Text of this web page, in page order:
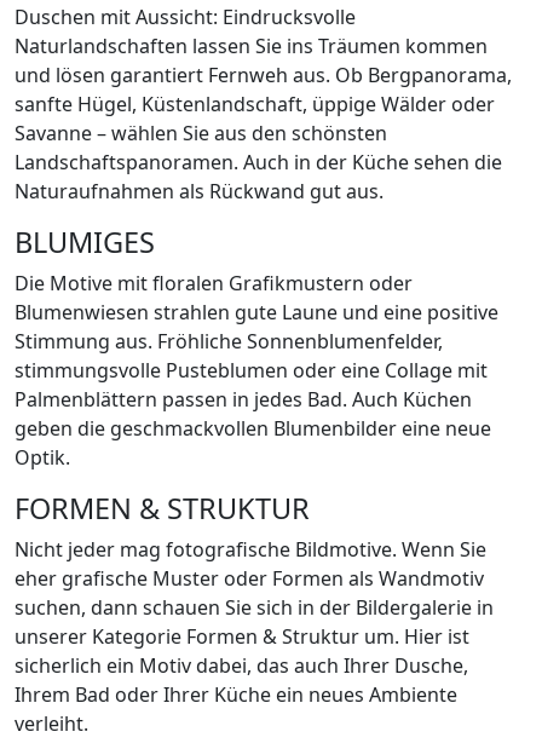
Duschen mit Aussicht: Eindrucksvolle
Naturlandschaften lassen Sie ins Träumen kommen
und lösen garantiert Fernweh aus. Ob Bergpanorama,
sanfte Hügel, Küstenlandschaft, üppige Wälder oder
Savanne – wählen Sie aus den schönsten
Landschaftspanoramen. Auch in der Küche sehen die
Naturaufnahmen als Rückwand gut aus.
BLUMIGES
Die Motive mit floralen Grafikmustern oder
Blumenwiesen strahlen gute Laune und eine positive
Stimmung aus. Fröhliche Sonnenblumenfelder,
stimmungsvolle Pusteblumen oder eine Collage mit
Palmenblättern passen in jedes Bad. Auch Küchen
geben die geschmackvollen Blumenbilder eine neue
Optik.
FORMEN & STRUKTUR
Nicht jeder mag fotografische Bildmotive. Wenn Sie
eher grafische Muster oder Formen als Wandmotiv
suchen, dann schauen Sie sich in der Bildergalerie in
unserer Kategorie Formen & Struktur um. Hier ist
sicherlich ein Motiv dabei, das auch Ihrer Dusche,
Ihrem Bad oder Ihrer Küche ein neues Ambiente
verleiht.